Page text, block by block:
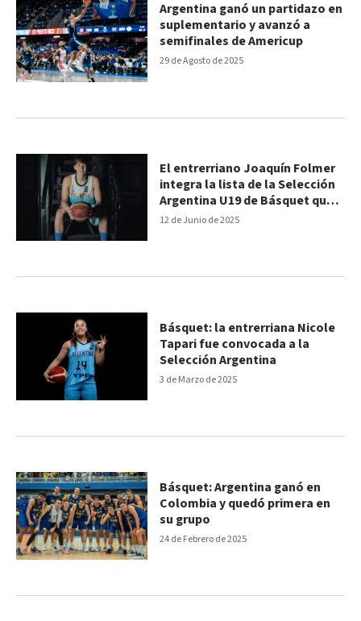
29 de Agosto de 2025
Argentina ganó un partidazo en
suplementario y avanzó a
semifinales de Americup
12 de Junio de 2025
El entrerriano Joaquín Folmer
integra la lista de la Selección
Argentina U19 de Básquet que
irá al Mundial
3 de Marzo de 2025
Básquet: la entrerriana Nicole
Tapari fue convocada a la
Selección Argentina
24 de Febrero de 2025
Básquet: Argentina ganó en
Colombia y quedó primera en
su grupo